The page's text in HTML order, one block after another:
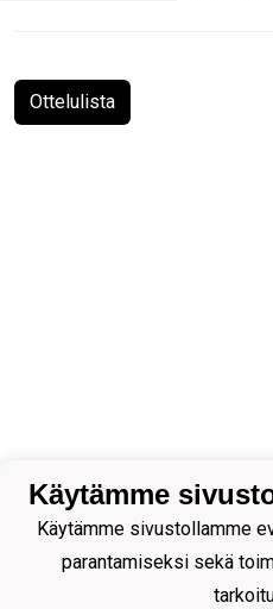
Ottelulista
Käytämme
Käytämme sivustollamme
parantamiseksi sekä